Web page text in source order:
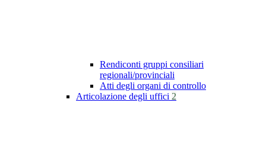
Rendiconti gruppi consiliari
regionali/provinciali
Atti degli organi di controllo
Articolazione degli uffici 2